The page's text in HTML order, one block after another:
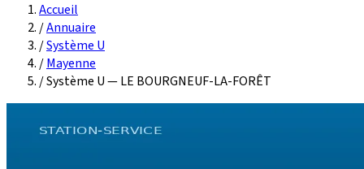
Accueil
/Annuaire
/Système U
/Mayenne
/Système U — LE BOURGNEUF-LA-FORÊT